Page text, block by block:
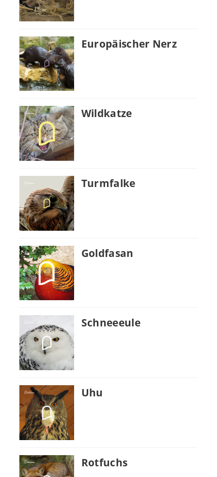
Europäischer Nerz
Wildkatze
Turmfalke
Goldfasan
Schneeeule
Uhu
Rotfuchs